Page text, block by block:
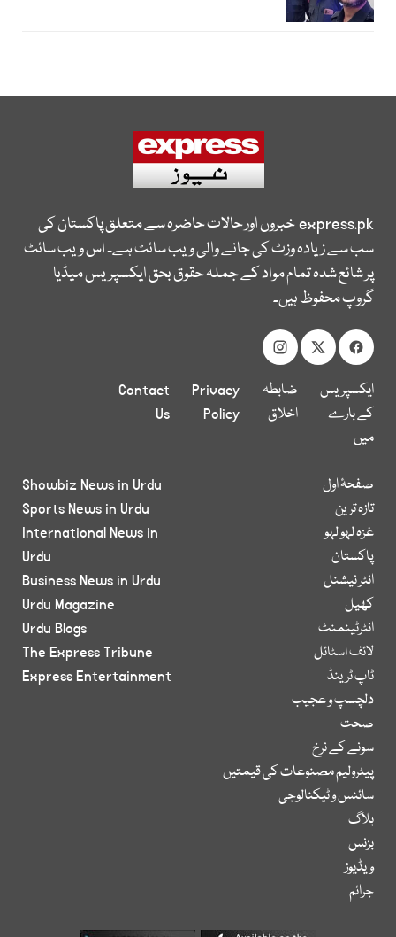
express.pkخبروں اور حالات حاضرہ سے متعلق پاکستان کی
سب سے زیادہ وزٹ کی جانے والی ویب سائٹ ہے۔ اس ویب سائٹ
پر شائع شدہ تمام مواد کے جملہ حقوق بحق ایکسپریس میڈیا
گروپ محفوظ ہیں۔
ایکسپریس
کے بارے
میں
ضابطہ
اخلاق
Privacy
Policy
Contact
Us
صفحۂ اول
تازہ ترین
غزہ لہو لہو
پاکستان
انٹر نیشنل
کھیل
انٹرٹینمنٹ
لائف اسٹائل
ٹاپ ٹرینڈ
دلچسپ و عجیب
صحت
سونے کے نرخ
پیٹرولیم مصنوعات کی قیمتیں
سائنس و ٹیکنالوجی
بلاگ
بزنس
ویڈیوز
جرائم
Showbiz News in Urdu
Sports News in Urdu
International News in
Urdu
Business News in Urdu
Urdu Magazine
Urdu Blogs
The Express Tribune
Express Entertainment